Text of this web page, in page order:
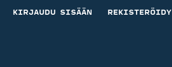
KIRJAUDU SISÄÄN REKISTERÖIDY